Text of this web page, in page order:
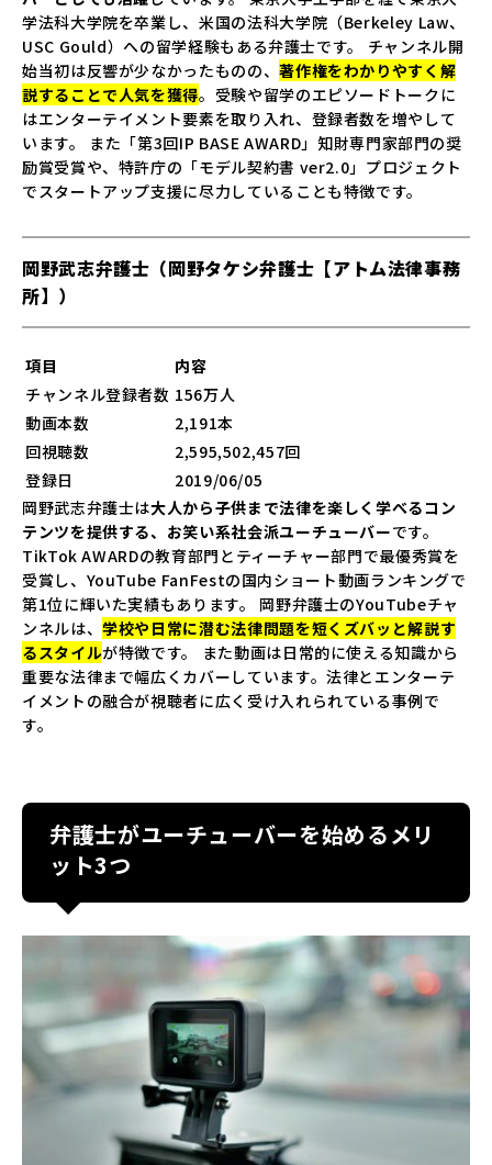
学法科大学院を卒業し、米国の法科大学院（Berkeley Law、
USC Gould）への留学経験もある弁護士です。 チャンネル開
始当初は反響が少なかったものの、著作権をわかりやすく解
説することで人気を獲得。受験や留学のエピソードトークに
はエンターテイメント要素を取り入れ、登録者数を増やして
います。 また「第3回IP BASE AWARD」知財専門家部門の奨
励賞受賞や、特許庁の「モデル契約書 ver2.0」プロジェクト
でスタートアップ支援に尽力していることも特徴です。
岡野武志弁護士（岡野タケシ弁護士【アトム法律事務
所】）
項目
内容
チャンネル登録者数 156万人
動画本数
2,191本
回視聴数
2,595,502,457回
登録日
2019/06/05
岡野武志弁護士は大人から子供まで法律を楽しく学べるコン
テンツを提供する、お笑い系社会派ユーチューバーです。
TikTok AWARDの教育部門とティーチャー部門で最優秀賞を
受賞し、YouTube FanFestの国内ショート動画ランキングで
第1位に輝いた実績もあります。 岡野弁護士のYouTubeチャ
ンネルは、学校や日常に潜む法律問題を短くズバッと解説す
るスタイルが特徴です。 また動画は日常的に使える知識から
重要な法律まで幅広くカバーしています。法律とエンターテ
イメントの融合が視聴者に広く受け入れられている事例で
す。
弁護士がユーチューバーを始めるメリ
ット3つ